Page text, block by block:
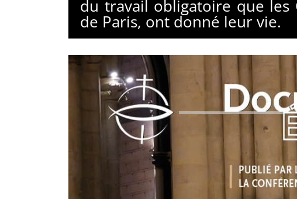
du travail obligatoire que les
de Paris, ont donné leur vie.